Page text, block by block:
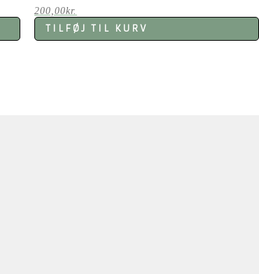
200,00kr.
TILFØJ TIL KURV